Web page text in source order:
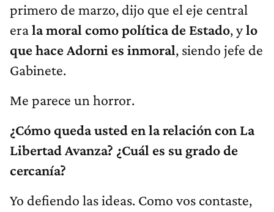
primero de marzo, dijo que el eje central
erala moral como política de Estado, ylo
que hace Adorni es inmoral, siendo jefe de
Gabinete.
Me parece un horror.
¿Cómo queda usted en la relación con La
Libertad Avanza? ¿Cuál es su grado de
cercanía?
Yo defiendo las ideas. Como vos contaste,